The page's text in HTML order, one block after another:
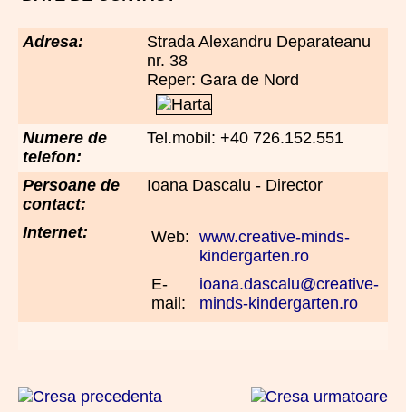
Adresa:
Strada Alexandru Deparateanu
nr. 38
Reper: Gara de Nord
Numere de
telefon:
Tel.mobil: +40 726.152.551
Persoane de
contact:
Ioana Dascalu - Director
Internet: Web: www.creative-minds-
kindergarten.ro
E-
mail:
ioana.dascalu@creative-
minds-kindergarten.ro